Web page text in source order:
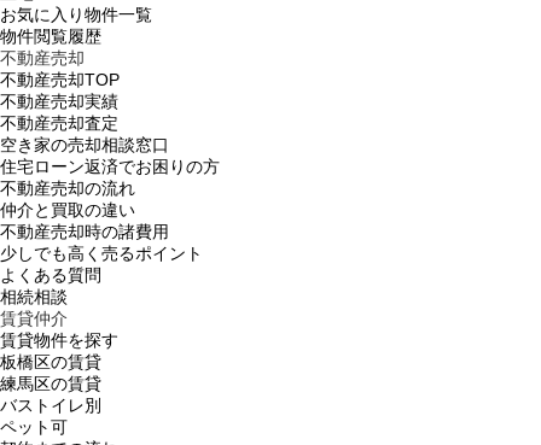
お気に入り物件一覧
物件閲覧履歴
不動産売却
不動産売却TOP
不動産売却実績
不動産売却査定
空き家の売却相談窓口
住宅ローン返済でお困りの方
不動産売却の流れ
仲介と買取の違い
不動産売却時の諸費用
少しでも高く売るポイント
よくある質問
相続相談
賃貸仲介
賃貸物件を探す
板橋区の賃貸
練馬区の賃貸
バストイレ別
ペット可